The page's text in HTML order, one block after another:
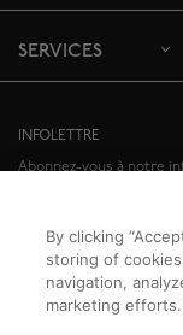
SERVICES
INFOLETTRE
Abonnez-vous à notre
By clicking
storing of
navigation,
marketing efforts.